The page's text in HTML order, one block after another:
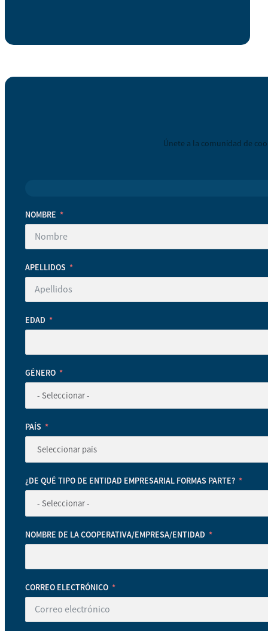
Únete a la comunidad de
NOMBRE
APELLIDOS
EDAD
GÉNERO
PAÍS
¿DE QUÉ TIPO DE ENTIDAD EMPRESARIAL FORMAS PARTE?
NOMBRE DE LA COOPERATIVA/EMPRESA/ENTIDAD
CORREO ELECTRÓNICO